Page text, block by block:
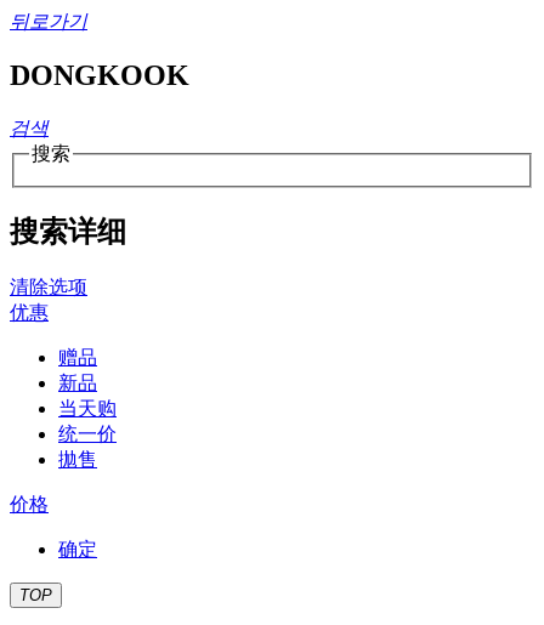
뒤로가기
DONGKOOK
검색
搜索
搜索详细
清除选项
优惠
赠品
新品
当天购
统一价
拋售
价格
确定
TOP